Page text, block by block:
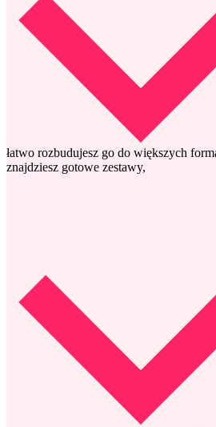
łatwo rozbudujesz go do większych
znajdziesz gotowe zestawy,